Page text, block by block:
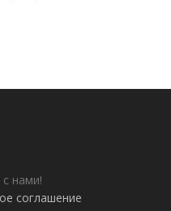
нами!
соглашение